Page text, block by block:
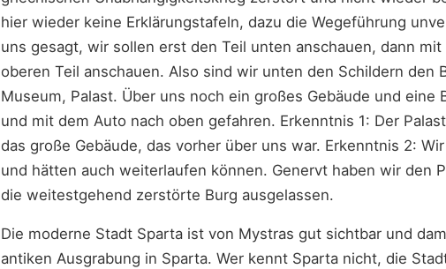
hier wieder keine Erklärungstafeln, dazu die Wegeführung
uns gesagt, wir sollen erst den Teil unten anschauen, dann
oberen Teil anschauen. Also sind wir unten den Schildern den
Museum, Palast. Über uns noch ein großes Gebäude und eine
und mit dem Auto nach oben gefahren. Erkenntnis 1: Der
das große Gebäude, das vorher über uns war. Erkenntnis 2:
und hätten auch weiterlaufen können. Genervt haben wir den
die weitestgehend zerstörte Burg ausgelassen.
Die moderne Stadt Sparta ist von Mystras gut sichtbar und
antiken Ausgrabung in Sparta. Wer kennt Sparta nicht, die